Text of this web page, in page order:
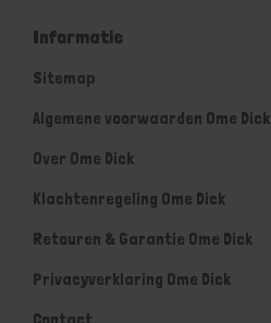
Informatie
Sitemap
Algemene voorwaarden Ome Dick
Over Ome Dick
Klachtenregeling Ome Dick
Retouren & Garantie Ome Dick
Privacyverklaring Ome Dick
Contact